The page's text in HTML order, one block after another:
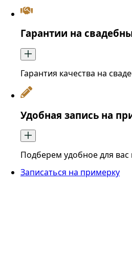
Гарантии на
Гарантия качества на
Удобная запись на
Подберем удобное для вас
Записаться на примерку